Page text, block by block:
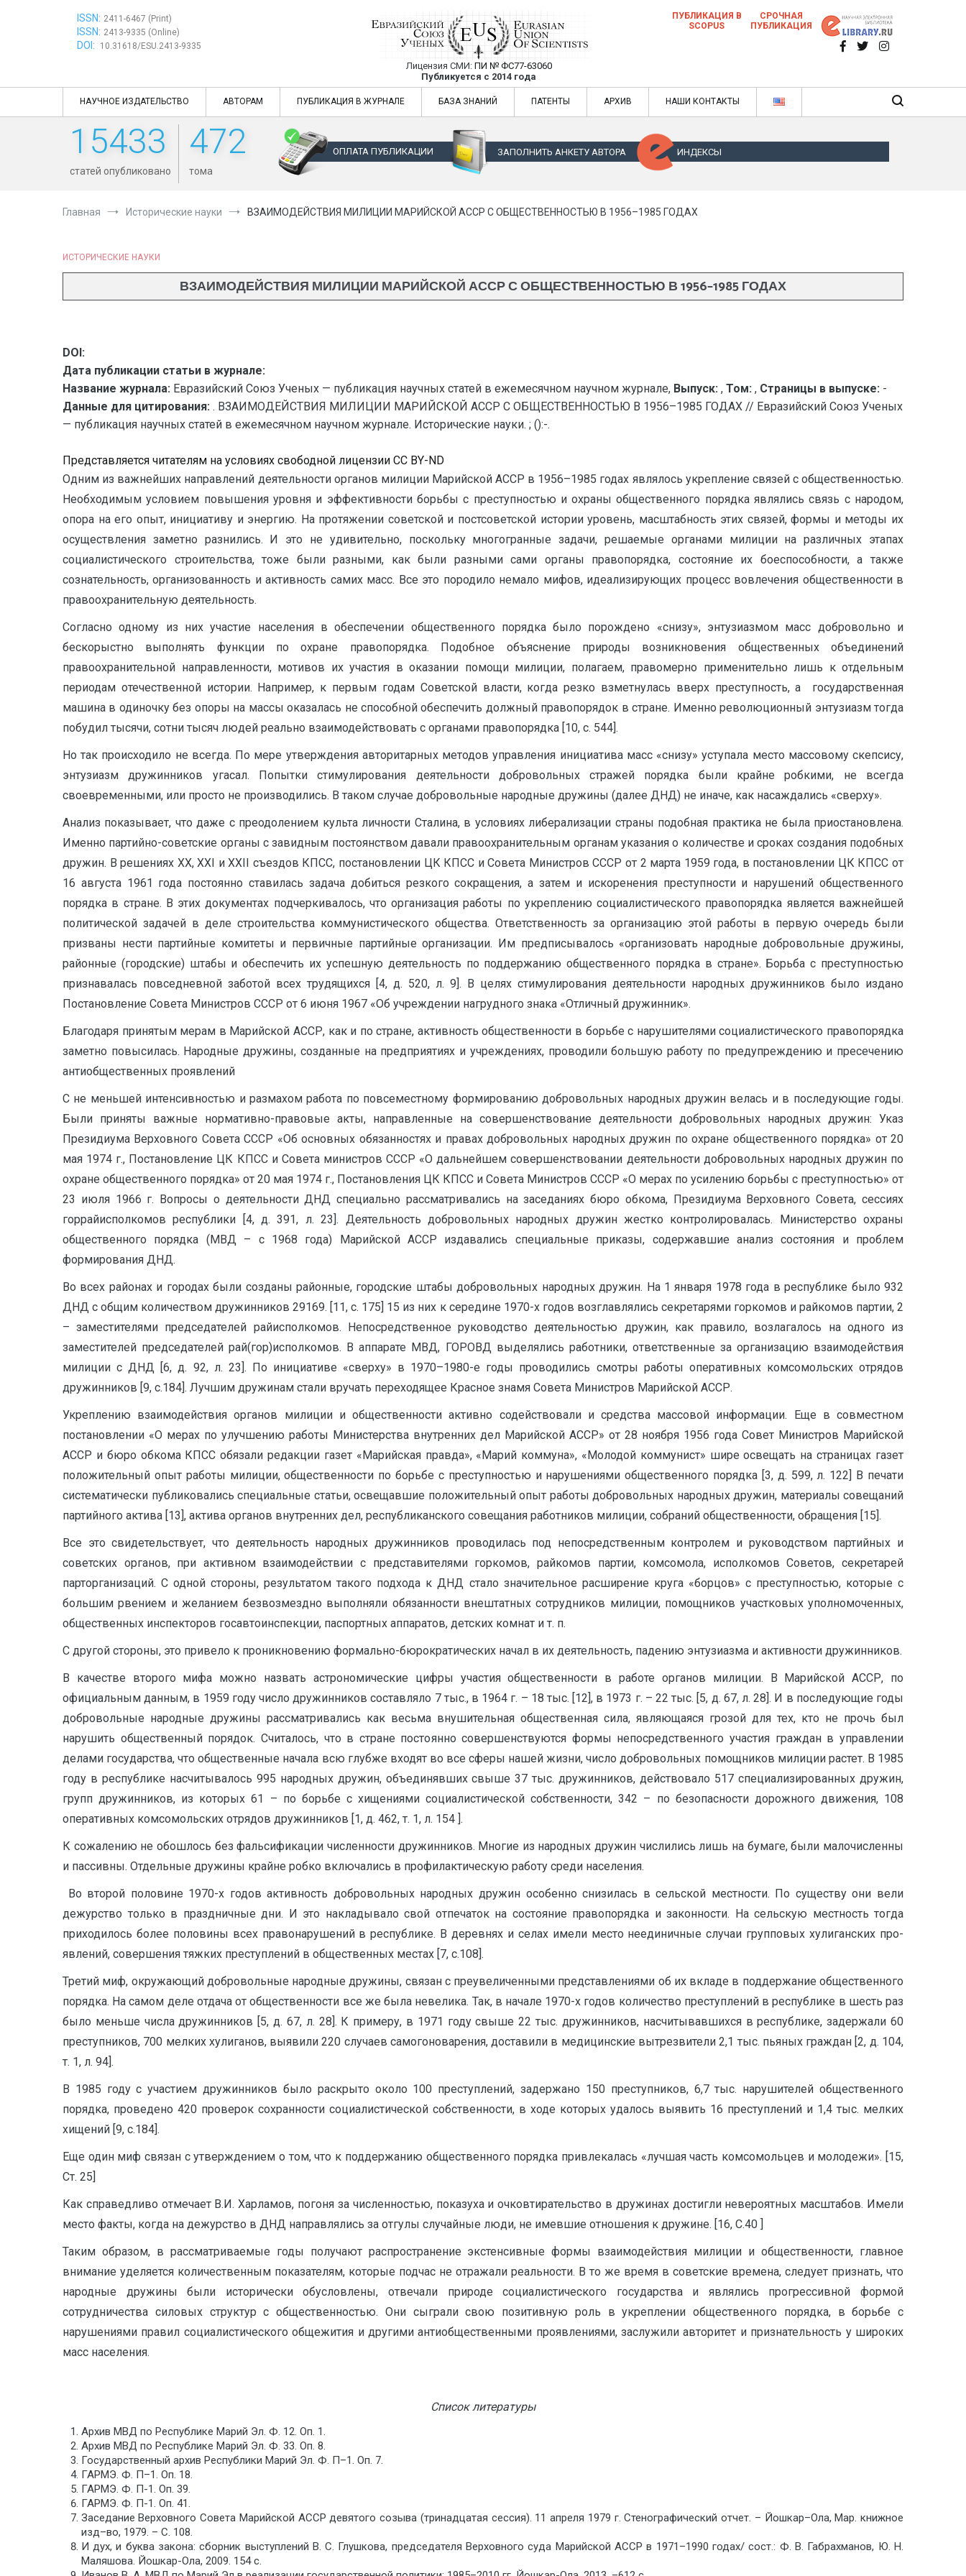
ISSN: 2411-6467 (Print)
ISSN: 2413-9335 (Online)
DOI: 10.31618/ESU.2413-9335
Евразийский Союз Ученых — публикация научных статей в ежемесячном научном
журнале
Лицензия СМИ: ПИ № ФС77-63060
Публикуется с 2014 года
Евразийский Союз Ученых — публикация научных статей в ежемесячном научном журнале
ПУБЛИКАЦИЯ В
SCOPUS
СРОЧНАЯ
ПУБЛИКАЦИЯ
НАУЧНОЕ ИЗДАТЕЛЬСТВО АВТОРАМ ПУБЛИКАЦИЯ В ЖУРНАЛЕ БАЗА ЗНАНИЙ ПАТЕНТЫ АРХИВ НАШИ КОНТАКТЫ
15433
статей опубликовано
472
тома
ОПЛАТА ПУБЛИКАЦИИ ЗАПОЛНИТЬ АНКЕТУ АВТОРА ИНДЕКСЫ
Главная Исторические науки ВЗАИМОДЕЙСТВИЯ МИЛИЦИИ МАРИЙСКОЙ АССР С ОБЩЕСТВЕННОСТЬЮ В 1956–1985 ГОДАХ
ИСТОРИЧЕСКИЕ НАУКИ
ВЗАИМОДЕЙСТВИЯ МИЛИЦИИ МАРИЙСКОЙ АССР С ОБЩЕСТВЕННОСТЬЮ В 1956–1985 ГОДАХ
DOI:
Дата публикации статьи в журнале:
Название журнала: Евразийский Союз Ученых — публикация научных статей в ежемесячном научном журнале, Выпуск: , Том: , Страницы в выпуске: -
Данные для цитирования: . ВЗАИМОДЕЙСТВИЯ МИЛИЦИИ МАРИЙСКОЙ АССР С ОБЩЕСТВЕННОСТЬЮ В 1956–1985 ГОДАХ // Евразийский Союз Ученых
— публикация научных статей в ежемесячном научном журнале. Исторические науки. ; ():-.
Представляется читателям на условиях свободной лицензии CC BY-ND
Одним из важнейших направлений деятельности органов милиции Марийской АССР в 1956–1985 годах являлось укрепление связей с общественностью.
Необходимым условием повышения уровня и эффективности борьбы с преступностью и охраны общественного порядка являлись связь с народом,
опора на его опыт, инициативу и энергию. На протяжении советской и постсоветской истории уровень, масштабность этих связей, формы и методы их
осуществления заметно разнились. И это не удивительно, поскольку многогранные задачи, решаемые органами милиции на различных этапах
социалистического строительства, тоже были разными, как были разными сами органы правопорядка, состояние их боеспособности, а также
сознательность, организованность и активность самих масс. Все это породило немало мифов, идеализирующих процесс вовлечения общественности в
правоохранительную деятельность.
Согласно одному из них участие населения в обеспечении общественного порядка было порождено «снизу», энтузиазмом масс добровольно и
бескорыстно выполнять функции по охране правопорядка. Подобное объяснение природы возникновения общественных объединений
правоохранительной направленности, мотивов их участия в оказании помощи милиции, полагаем, правомерно применительно лишь к отдельным
периодам отечественной истории. Например, к первым годам Советской власти, когда резко взметнулась вверх преступность, а государственная
машина в одиночку без опоры на массы оказалась не способной обеспечить должный правопорядок в стране. Именно революционный энтузиазм тогда
побудил тысячи, сотни тысяч людей реально взаимодействовать с органами правопорядка [10, с. 544].
Но так происходило не всегда. По мере утверждения авторитарных методов управления инициатива масс «снизу» уступала место массовому скепсису,
энтузиазм дружинников угасал. Попытки стимулирования деятельности добровольных стражей порядка были крайне робкими, не всегда
своевременными, или просто не производились. В таком случае добровольные народные дружины (далее ДНД) не иначе, как насаждались «сверху».
Анализ показывает, что даже с преодолением культа личности Сталина, в условиях либерализации страны подобная практика не была приостановлена.
Именно партийно-советские органы с завидным постоянством давали правоохранительным органам указания о количестве и сроках создания подобных
дружин. В решениях XX, XXI и XXII съездов КПСС, постановлении ЦК КПСС и Совета Министров СССР от 2 марта 1959 года, в постановлении ЦК КПСС от
16 августа 1961 года постоянно ставилась задача добиться резкого сокращения, а затем и искоренения преступности и нарушений общественного
порядка в стране. В этих документах подчеркивалось, что организация работы по укреплению социалистического правопорядка является важнейшей
политической задачей в деле строительства коммунисти­ческого общества. Ответственность за организацию этой работы в первую очередь были
призваны нести партийные комитеты и первичные партийные организации. Им предписывалось «организовать народные добровольные дружины,
районные (городские) штабы и обеспечить их успешную деятельность по поддержанию общественного порядка в стране». Борьба с преступностью
признавалась повседневной заботой всех трудящихся [4, д. 520, л. 9]. В целях стимулирования деятельности народных дружинников было издано
Постановление Совета Министров СССР от 6 июня 1967 «Об учреждении нагрудного знака «Отличный дружинник».
Благодаря принятым мерам в Марийской АССР, как и по стране, активность общественности в борьбе с нарушителями социалистического правопорядка
заметно повысилась. Народные дружины, созданные на предприятиях и учреждениях, проводили большую работу по предупреждению и пресечению
антиобщественных проявлений
С не меньшей интенсивностью и размахом работа по повсеместному формированию добровольных народных дружин велась и в последующие годы.
Были приняты важные нормативно-правовые акты, направленные на совершенствование деятельности добровольных народных дружин: Указ
Президиума Верховного Совета СССР «Об основных обязанностях и правах добровольных народных дружин по охране общественного порядка» от 20
мая 1974 г., Постановление ЦК КПСС и Совета министров СССР «О дальнейшем совершенствовании деятельности добровольных народных дружин по
охране общественного порядка» от 20 мая 1974 г., Постановления ЦК КПСС и Совета Министров СССР «О мерах по усилению борьбы с преступностью» от
23 июля 1966 г. Вопросы о деятельности ДНД специально рассматривались на заседаниях бюро обкома, Президиума Верховного Совета, сессиях
горрайисполкомов республики [4, д. 391, л. 23]. Деятельность добровольных народных дружин жестко контролировалась. Министерство охраны
общественного порядка (МВД – с 1968 года) Марийской АССР издавались специальные приказы, содержавшие анализ состояния и проблем
формирования ДНД.
Во всех районах и городах были созданы районные, городские шта­бы добровольных народных дружин. На 1 января 1978 года в республике было 932
ДНД с общим количеством дружинников 29169. [11, с. 175] 15 из них к середине 1970-х годов возглавлялись секре­тарями горкомов и райкомов партии, 2
– заместителями председа­телей райисполкомов. Непосредственное руководство деятельностью дружин, как правило, возлагалось на одного из
заместителей пред­седателей рай(гор)исполкомов. В аппарате МВД, ГОРОВД выделялись работники, ответственные за орга­низацию взаимодействия
милиции с ДНД [6, д. 92, л. 23]. По инициативе «сверху» в 1970–1980-е годы проводились смотры работы опера­тивных комсомольских отрядов
дружинников [9, c.184]. Лучшим дружинам стали вручать переходящее Красное знамя Совета Министров Марийской АССР.
Укреплению взаимодействия органов милиции и общественности активно содействовали и средства массовой информации. Еще в совместном
постановлении «О мерах по улучшению работы Министерства внутренних дел Марийской АССР» от 28 ноября 1956 года Совет Министров Марийской
АССР и бюро обкома КПСС обязали редакции газет «Марийская правда», «Марий коммуна», «Молодой коммунист» шире освещать на страницах газет
положительный опыт работы милиции, общественности по борьбе с преступностью и нарушениями общественного порядка [3, д. 599, л. 122] В печати
систематически публиковались специальные статьи, освещавшие положительный опыт работы добровольных народных дружин, материалы совещаний
партийного актива [13], актива органов внутренних дел, республиканского совещания работников милиции, собраний общественности, обращения [15].
Все это свидетельствует, что деятельность народных дружинников проводилась под непосредственным контролем и руководством партийных и
советских органов, при активном взаимодействии с представителями горкомов, райкомов партии, комсомола, исполкомов Советов, секретарей
парторганизаций. С одной стороны, результатом такого подхода к ДНД стало значительное расширение круга «борцов» с преступностью, которые с
большим рвением и желанием безвозмездно выполняли обязан­ности внештатных сотрудников ми­лиции, помощников участковых уполномоченных,
общественных ин­спекторов госавтоинспекции, пас­портных аппаратов, детских ком­нат и т. п.
С другой стороны, это привело к проникновению формально-бюрократических начал в их деятельность, падению энтузиазма и активности дружинников.
В качестве второго мифа можно назвать астрономические цифры участия общественности в работе органов милиции. В Марийской АССР, по
официальным данным, в 1959 году число дружинников составляло 7 тыс., в 1964 г. – 18 тыс. [12], в 1973 г. – 22 тыс. [5, д. 67, л. 28]. И в последующие годы
добровольные народные дружины рассматривались как весьма внушительная общественная сила, являющаяся грозой для тех, кто не прочь был
нарушить общественный порядок. Считалось, что в стране постоянно совершенствуются формы непосредственного участия граждан в управлении
делами государства, что общественные начала всю глубже входят во все сферы нашей жизни, число добровольных помощников милиции растет. В 1985
году в республике насчитывалось 995 народных дружин, объединявших свыше 37 тыс. дружинников, действовало 517 специализированных дружин,
групп дружинников, из которых 61 – по борьбе с хищениями социалистической собственности, 342 – по безопасности дорожного движения, 108
оперативных комсомольских отрядов дружинников [1, д. 462, т. 1, л. 154 ].
К сожалению не обошлось без фальсификации численности дружинников. Многие из народных дружин числились лишь на бумаге, были малочисленны
и пассивны. Отдельные дружины крайне робко включались в профилактическую работу среди на­селения.
Во второй половине 1970-х годов активность добровольных народных дружин особенно снизилась в сельской местности. По существу они вели
дежурство только в праздничные дни. И это накладывало свой отпечаток на состояние правопорядка и законности. На сельскую местность тогда
приходилось более половины всех пра­вонарушений в республике. В деревнях и селах имели место неединичные случаи групповых хулиганских про­
явлений, совершения тяжких преступлений в обществен­ных местах [7, c.108].
Третий миф, окружающий добровольные народные дружины, связан с преувеличенными представлениями об их вкладе в поддержание общественного
порядка. На самом деле отдача от общественности все же была невелика. Так, в начале 1970-х годов количество преступлений в республике в шесть раз
было меньше числа дружинников [5, д. 67, л. 28]. К примеру, в 1971 году свыше 22 тыс. дружинников, насчитывавшихся в республике, задержали 60
преступников, 700 мелких хулиганов, выявили 220 случаев самогоноварения, доставили в медицинские вытрезвители 2,1 тыс. пьяных граждан [2, д. 104,
т. 1, л. 94].
В 1985 году с участием дружинников было раскрыто около 100 преступлений, задержано 150 преступников, 6,7 тыс. нарушителей общественного
порядка, проведено 420 проверок сохранности социалистической собственности, в ходе которых удалось выявить 16 преступлений и 1,4 тыс. мелких
хищений [9, c.184].
Еще один миф связан с утверждением о том, что к поддержанию общественного порядка привлекалась «лучшая часть комсомольцев и молодежи». [15,
Ст. 25]
Как справедливо отмечает В.И. Харламов, погоня за численностью, показуха и очковтирательство в дружинах достигли невероятных масштабов. Имели
место факты, когда на дежурство в ДНД направлялись за отгулы случайные люди, не имевшие отношения к дружине. [16, С.40 ]
Таким образом, в рассматриваемые годы получают распространение экстенсивные формы взаимодействия милиции и общественности, главное
внимание уделяется количественным показателям, которые подчас не отражали реальности. В то же время в советские времена, следует признать, что
народные дружины были исторически обусловлены, отвечали природе социалистического государства и являлись прогрессивной формой
сотрудничества силовых структур с общественностью. Они сыграли свою позитивную роль в укреплении общественного порядка, в борьбе с
нарушениями правил социалистического общежития и другими антиобщественными проявлениями, заслужили авторитет и признательность у широких
масс населения.
Список литературы
Архив МВД по Республике Марий Эл. Ф. 12. Оп. 1.
Архив МВД по Республике Марий Эл. Ф. 33. Оп. 8.
Государственный архив Республики Марий Эл. Ф. П–1. Оп. 7.
ГАРМЭ. Ф. П–1. Оп. 18.
ГАРМЭ. Ф. П-1. Оп. 39.
ГАРМЭ. Ф. П-1. Оп. 41.
Заседание Верховного Совета Марийской АССР девятого созыва (тринадцатая сессия). 11 апреля 1979 г. Стенографический отчет. – Йошкар–Ола, Мар. книжное
изд–во, 1979. – С. 108.
И дух, и буква закона: сборник выступлений В. С. Глушкова, председателя Верховного суда Марийской АССР в 1971–1990 годах/ сост.: Ф. В. Габрахманов, Ю. Н.
Маляшова. Йошкар-Ола, 2009. 154 с.